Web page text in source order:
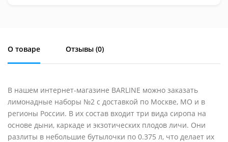
О товаре Отзывы (0)
В нашем интернет-магазине BARLINE можно заказать
лимонадные наборы №2 с доставкой по Москве, МО и в
регионы России. В их состав входит три вида сиропа на
основе дыни, каркаде и экзотических плодов личи. Они
разлиты в небольшие бутылочки по 0.375 л, что делает их